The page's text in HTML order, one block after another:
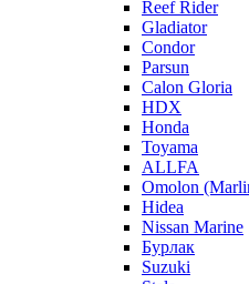
Reef Rider
Gladiator
Condor
Parsun
Calon Gloria
HDX
Honda
Toyama
ALLFA
Omolon
Hidea
Nissan Marine
Бурлак
Suzuki